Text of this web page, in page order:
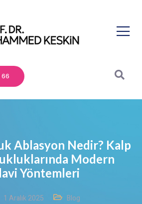
66
Ablasyon Nedir? Kalp
Modern
Yöntemleri
1 Aralık 2025 Blog